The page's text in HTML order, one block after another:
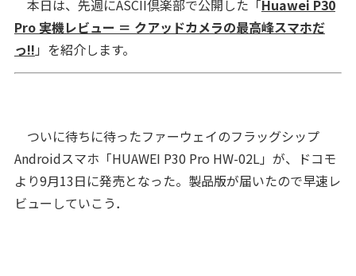
本日は、先週にASCII倶楽部で公開した「Huawei P30
Pro 実機レビュー ＝ クアッドカメラの最高峰スマホだ
っ!! 」を紹介します。
ついに待ちに待ったファーウェイのフラッグシップ
Androidスマホ「HUAWEI P30 Pro HW-02L」が、ドコモ
より9月13日に発売となった。製品版が届いたので早速レ
ビューしていこう．